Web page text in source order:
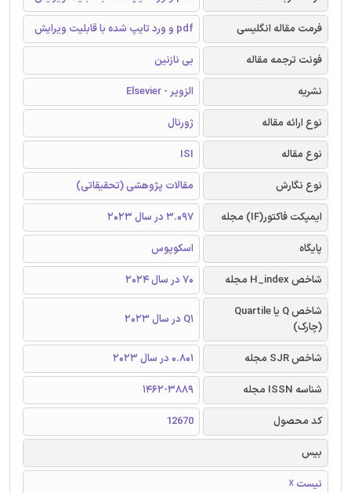
فرمت مقاله انگلیسی
pdf و ورد تایپ شده با قابلیت ویرایش
فونت ترجمه مقاله
بی نازنین
نشریه
الزویر - Elsevier
نوع ارائه مقاله
ژورنال
نوع مقاله
ISI
نوع نگارش
مقالات پژوهشی (تحقیقاتی)
ایمپکت فاکتور(IF) مجله
3.097 در سال 2023
پایگاه
اسکوپوس
شاخص H_index مجله
70 در سال 2024
شاخص Q یا Quartile
(چارک)
Q1 در سال 2023
شاخص SJR مجله
0.801 در سال 2023
شناسه ISSN مجله
1462-3889
کد محصول
12670
بیس
نیست ☓